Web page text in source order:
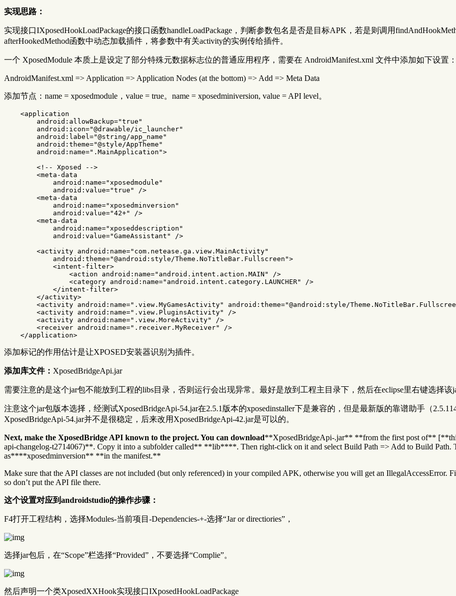
实现思路：
实现接口IXposedHookLoadPackage的接口函数handleLoadPackage，判断参数包名是否是目标APK，若是则调用
afterHookedMethod函数中动态加载插件，将参数中有关activity的实例传给插件。
一个 XposedModule 本质上是设定了部分特殊元数据标志位的普通应用程序，需要在 AndroidManifest.xml 文件中添加如下设置
AndroidManifest.xml => Application => Application Nodes (at the bottom) => Add => Meta Data
添加节点：name = xposedmodule，value = true。name = xposedminiversion, value = API level。
<application
android:allowBackup="true"
android:icon="@drawable/ic_launcher"
android:label="@string/app_name"
android:theme="@style/AppTheme"
android:name=".MainApplication">
<!-- Xposed -->
<meta-data
android:name="xposedmodule"
android:value="true"
/>
<meta-data
android:name="xposedminversion"
android:value="42+"
/>
<meta-data
android:name="xposeddescription"
android:value="GameAssistant"
/>
<activity android:name="com.netease.ga.view.MainActivity"
android:theme="@android:style/Theme.NoTitleBar.Fullscreen">
<intent-filter>
<action
android:name="android.intent.action.MAIN"
/>
<category android:name="android.intent.category.LAUNCHER"
/>
</intent-filter>
</activity>
<activity android:name=".view.MyGamesActivity" android:theme="@android:style/
<activity android:name=".view.PluginsActivity"
/>
<activity android:name=".view.MoreActivity"
/>
<receiver android:name=".receiver.MyReceiver"
/>
</application>
添加标记的作用估计是让XPOSED安装器识别为插件。
添加库文件： XposedBridgeApi.jar
需要注意的是这个jar包不能放到工程的libs目录，否则运行会出现异常。最好是放到工程主目录下，然后在eclipse里右键选择该
注意这个jar包版本选择，经测试XposedBridgeApi-54.jar在2.5.1版本的xposedinstaller下是兼容的，但是最新版的靠谱助手（
XposedBridgeApi-54.jar并不是很稳定，后来改用XposedBridgeApi-42.jar是可以的。
Next, make the XposedBridge API known to the project. You can download**XposedBridgeApi-.jar** **from the first post of**
api-changelog-t2714067)**. Copy it into a subfolder called** **lib****. Then right-click on it and select Build Path => Add to Build
as****xposedminversion** **in the manifest.**
Make sure that the API classes are not included (but only referenced) in your compiled APK, otherwise you will get an IllegalAccessError.
so don’t put the API file there.
这个设置对应到androidstudio的操作步骤：
F4打开工程结构，选择Modules-当前项目-Dependencies-+-选择“Jar or directiories”，
选择jar包后，在“Scope”栏选择“Provided”，不要选择“Complie”。
然后声明一个类XposedXXHook实现接口IXposedHookLoadPackage